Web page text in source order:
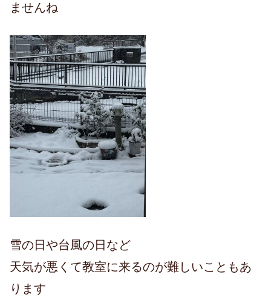
ませんね
雪の日や台風の日など
天気が悪くて教室に来るのが難しいこともあ
ります